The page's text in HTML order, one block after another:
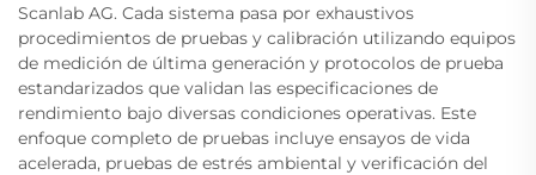
Scanlab AG. Cada sistema pasa por exhaustivos
procedimientos de pruebas y calibración utilizando equipos
de medición de última generación y protocolos de prueba
estandarizados que validan las especificaciones de
rendimiento bajo diversas condiciones operativas. Este
enfoque completo de pruebas incluye ensayos de vida
acelerada, pruebas de estrés ambiental y verificación del